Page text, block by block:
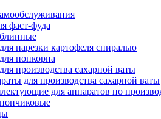
фаст-фуда
нарезки картофеля спиралью
попкорна
производства сахарной ваты
для производства сахарной ваты
для аппаратов по